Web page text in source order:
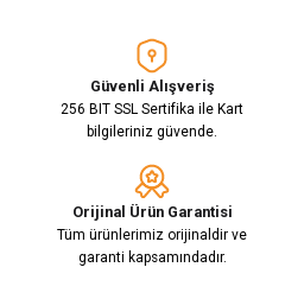
Güvenli Alışveriş
256 BIT SSL Sertifika ile Kart
bilgileriniz güvende.
Orijinal Ürün Garantisi
Tüm ürünlerimiz orijinaldir ve
garanti kapsamındadır.